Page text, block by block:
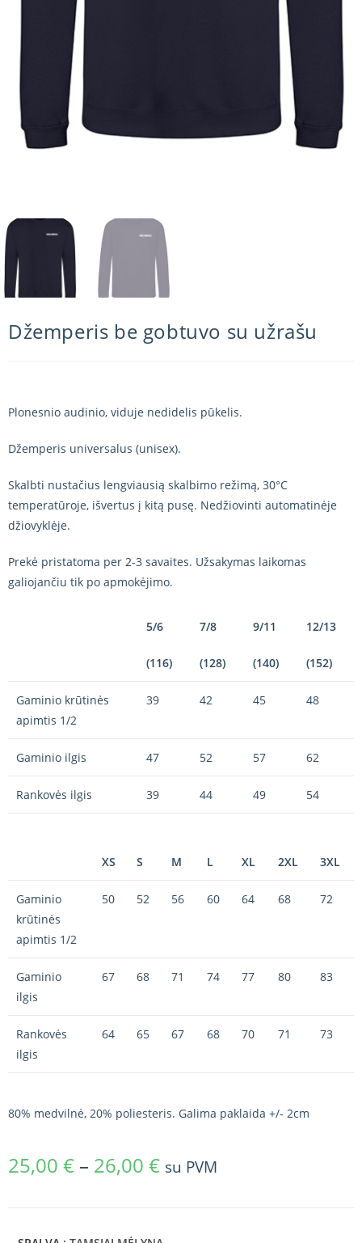
Džemperis be gobtuvo su užrašu
Plonesnio audinio, viduje nedidelis pūkelis.
Džemperis universalus (unisex).
Skalbti nustačius lengviausią skalbimo režimą, 30°C
temperatūroje, išvertus į kitą pusę. Nedžiovinti automatinėje
džiovyklėje.
Prekė pristatoma per 2-3 savaites. Užsakymas laikomas
galiojančiu tik po apmokėjimo.
5/6
(116)
7/8
(128)
9/11
(140)
12/13
(152)
Gaminio krūtinės
apimtis 1/2
39 42 45 48
Gaminio ilgis 47 52 57 62
Rankovės ilgis 39 44 49 54
XS S M L XL 2XL 3XL
Gaminio
krūtinės
apimtis 1/2
50 52 56 60 64 68 72
Gaminio
ilgis
67 68 71 74 77 80 83
Rankovės
ilgis
64 65 67 68 70 71 73
80% medvilnė, 20% poliesteris. Galima paklaida +/- 2cm
25,00 € – 26,00 € su PVM